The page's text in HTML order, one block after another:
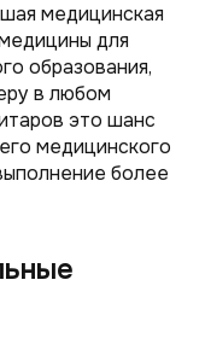
медицинская
для
образования,
в любом
это шанс
медицинского
более